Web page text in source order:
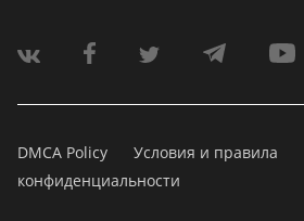
DMCA Policy Условия и правила
конфиденциальности